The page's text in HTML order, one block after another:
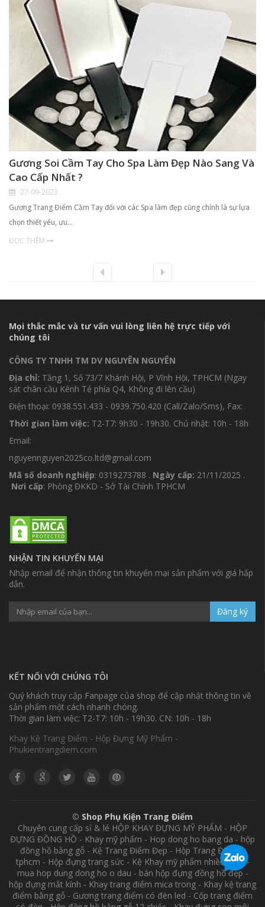
Gương Soi Cầm Tay Cho Spa Làm Đẹp Nào Sang Và
Cao Cấp Nhất ?
27-09-2023
Gương Trang Điểm Cầm Tay đối với các Spa làm đẹp cũng chính là sự lựa
chọn thiết yếu, ưu…
ĐỌC THÊM
Mọi thắc mắc và tư vấn vui lòng liên hệ trực tiếp với
chúng tôi
CÔNG TY TNHH TM DV NGUYÊN NGUYÊN
Địa chỉ: Tầng 1, Số 73/7 Khánh Hội, P Vĩnh Hội, TPHCM (Ngay
sát chân cầu Kênh Tẻ phía Q4, Không đi lên cầu)
Điện thoại: 0938.551.433 - 0939.750.420 (Call/Zalo/Sms), Fax:
Thời gian làm việc: T2-T7: 9h30 - 19h30. Chủ nhật: 10h - 18h
Email:
nguyennguyen2025co.ltd@gmail.com
Mã số doanh nghiệp: 0319273788 . Ngày cấp: 21/11/2025 .
Nơi cấp: Phòng ĐKKD - Sở Tài Chính TPHCM
NHẬN TIN KHUYẾN MẠI
Nhập email để nhận thông tin khuyến mại sản phẩm với giá hấp
dẫn.
Đăng ký
KẾT NỐI VỚI CHÚNG TÔI
Quý khách truy cập Fanpage của shop để cập nhật thông tin về
sản phẩm một cách nhanh chóng.
Thời gian làm việc: T2-T7: 10h - 19h30. CN: 10h - 18h
Khay Kệ Trang Điểm - Hộp Đựng Mỹ Phẩm -
Phukientrangdiem.com
© Shop Phụ Kiện Trang Điểm
Chuyên cung cấp sỉ & lẻ HỘP KHAY ĐỰNG MỸ PHẨM - HỘP
ĐỰNG ĐỒNG HỒ - Khay mỹ phẩm - Hop dong ho bang da - hộp
đồng hồ bằng gỗ - Kệ Trang Điểm Đẹp - Hộp Trang Điểm ở
tphcm - Hộp đựng trang sức - Kệ Khay mỹ phẩm nhiều tầng -
mua hop dung dong ho o dau - bán hộp đựng đồng hồ đẹp -
hộp đựng mắt kính - Khay trang điểm mica trong - Khay kệ trang
điểm bằng gỗ - Gương trang điểm có đèn led - Cốp trang điểm